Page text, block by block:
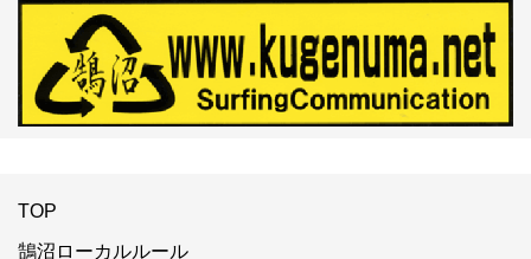
TOP
鵠沼ローカルルール